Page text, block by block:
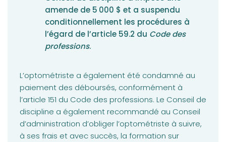
amende de 5 000 $ et a suspendu
conditionnellement les procédures à
l’égard de l’article 59.2 du Code des
professions.
L’optométriste a également été condamné au
paiement des déboursés, conformément à
l’article 151 du Code des professions. Le Conseil de
discipline a également recommandé au Conseil
d’administration d’obliger l’optométriste à suivre,
à ses frais et avec succès, la formation sur